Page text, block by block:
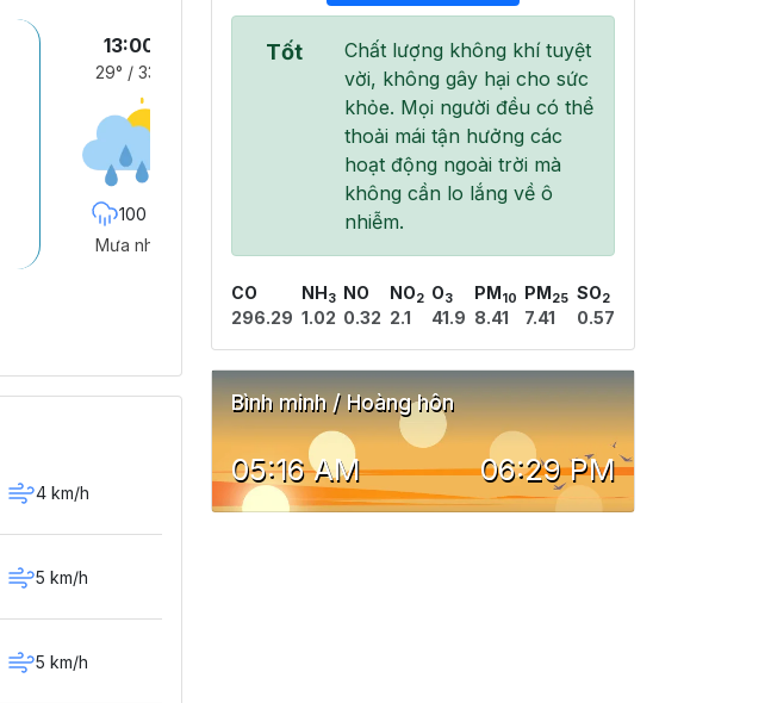
13:00
29° / 33°
100 %
Mưa nhẹ
14:00
100 %
15:00
30° /34°
4 km/h
5 km/h
5 km/h
Tốt
Chất lượng không khí tuyệt
vời, không gây hại cho sức
khỏe. Mọi người đều có thể
thoải mái tận hưởng các
hoạt động ngoài trời mà
không cần lo lắng về ô
nhiễm.
CO
296.29
NH 3
1.02
NO
0.32
NO2
2.1
O3
41.9
PM 10
8.41
PM 25
7.41
SO2
0.57
Bình minh / Hoàng hôn
05:16 AM 06:29 PM